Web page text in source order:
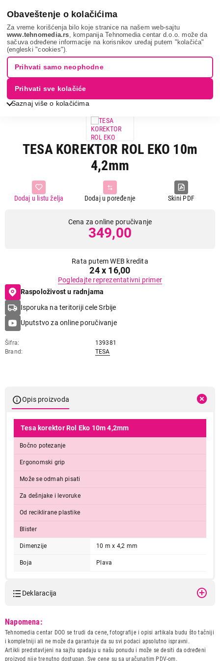
Obaveštenje o kolačićima
Za vreme korišćenja bilo koje stranice na našem web-sajtu
www.tehnomedia.rs , kompanija Tehnomedia centar d.o.o. može da
sačuva određene informacije na korisnikov uređaj putem "kolačića"
(engleski "cookies").
Saznaj više o kolačićima
Prihvati samo neophodne
Prihvati sve kolačiće
Sve za kuću i baštu
Samolepljivi proizvodi i ostala rešenja
Tesa korektor r...
TESA KOREKTOR ROL EKO 10m
4,2mm
Skini PDF
Dodaj u poređenje
Dodaj u listu želja
Cena za online poručivanje
349,00
Rata putem WEB kredita
24 x 16,00
Pogledajte reprezentativni primer
Raspoloživost u radnjama
Isporuka na teritoriji cele Srbije
Uputstvo za online poručivanje
Šifra
139381
Brand
TESA
Opis proizvoda
Tesa korektor Rol Eko 10m 4,2mm
Bočno potezanje
Ergonomski grip
Može se odmah pisati
Za dešnjake i levoruke
Od reciklirane plastike
Blister
Dimenzije 10 m x 4,2 mm
Boja Plava
Deklaracija
Naziv i vrsta robe:
SAMOLEPLJIVI PROIZVODI I
OSTALA RESENJA
Uvoznik:
DTM Company
Napomena:
Tehnomedia centar DOO se trudi da cene, fotografije i opisi artikala budu što tačniji
i kompletniji ali ne može da garantuje da su svi podaci apsolutno ispravni.
Artikli predstavljeni na sajtu spadaju u našu ponudu i može se desiti da određeni
proizvod nije trenutno dostupan. Sve cene su sa uračunatim PDV-om.